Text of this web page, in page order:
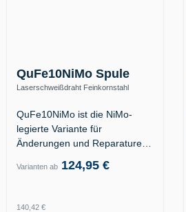
QuFe10NiMo Spule
Laserschweißdraht Feinkornstahl
QuFe10NiMo ist die NiMo-
legierte Variante für
Änderungen und Reparaturen
Varianten ab 124,95 €
Regulärer Preis:
140,42 €